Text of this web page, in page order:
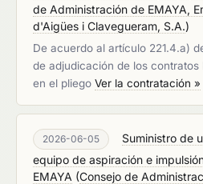
de Administración de EMAYA,
d'Aigües i Clavegueram, S.A.)
De acuerdo al artículo 221.4.a)
de adjudicación de los contratos
en el pliego Ver la contratación »
2026-06-05
Suministro de
equipo de aspiración e
EMAYA (Consejo de